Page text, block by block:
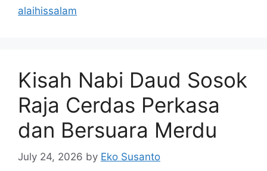
alaihissalam
Kisah Nabi Daud Sosok
Raja Cerdas Perkasa
dan Bersuara Merdu
July 24, 2026 by Eko Susanto